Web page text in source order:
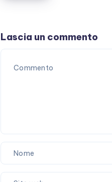
Laura
Pausini?
Lascia un commento